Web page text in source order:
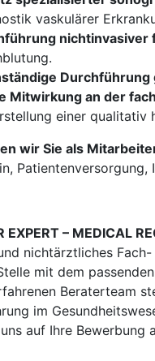
vaskulärer
Mitwirkung an der
einer qualitativ
wir Sie als
EXPERT – MEDICAL
nichtärztliches
mit dem
Beraterteam
im
auf Ihre Bewerbung